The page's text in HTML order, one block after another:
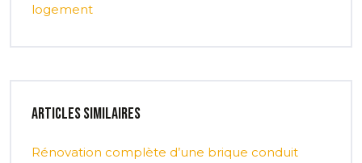
logement
Articles similaires
Rénovation complète d’une brique conduit